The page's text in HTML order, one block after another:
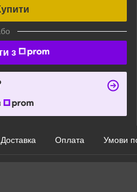
з
Доставка Оплата Умови